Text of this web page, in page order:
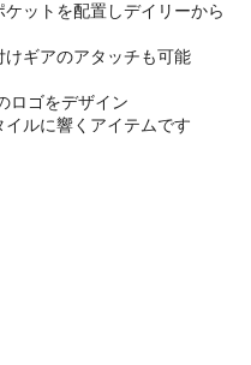
ットを配置しデイリーから
ギアのアタッチも可能
ロゴをデザイン
ルに響くアイテムです